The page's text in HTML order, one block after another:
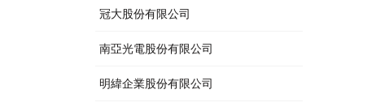
冠大股份有限公司
南亞光電股份有限公司
明緯企業股份有限公司